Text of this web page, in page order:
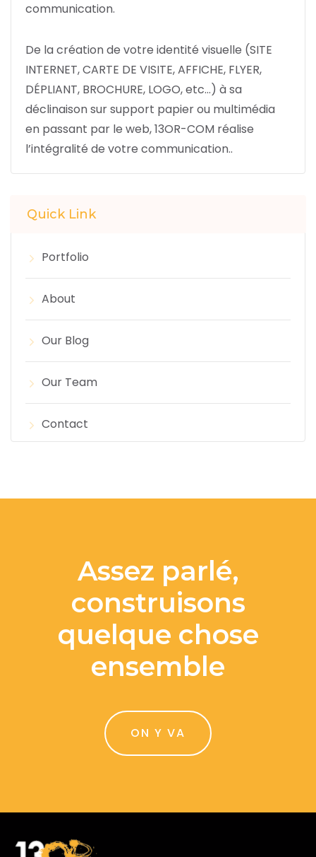
communication.
De la création de votre identité visuelle (SITE
INTERNET, CARTE DE VISITE, AFFICHE, FLYER,
DÉPLIANT, BROCHURE, LOGO, etc…) à sa
déclinaison sur support papier ou multimédia
en passant par le web,13OR-COM réalise
l’intégralité de votre communication..
Quick Link
Portfolio
About
Our Blog
Our Team
Contact
Assez parlé,
construisons
quelque chose
ensemble
ON Y VA